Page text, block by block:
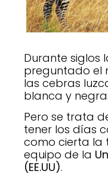
Durante siglos
preguntado el
las cebras
blanca y negra.
Pero se trata
tener los días
como cierta la
equipo de la
(EE.UU).